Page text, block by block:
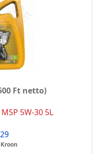
Ft netto)
5W-30 5L